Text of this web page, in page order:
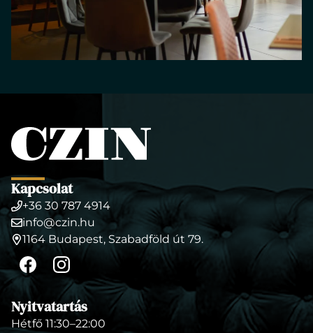
Kapcsolat
Telefonszám
+36 30 787 4914
E-
cím
info@czin.hu
1164 Budapest, Szabadföld út 79.
FacebookInstagram
Nyitvatartás
Hétfő 11:30–22:00